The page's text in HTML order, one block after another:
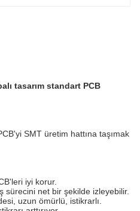
tasarım standart PCB
SMT üretim hattına taşımak
iyi korur.
sürecini net bir şekilde izleyebilir.
uzun ömürlü, istikrarlı.